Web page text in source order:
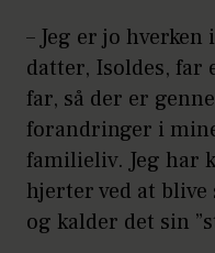
– Jeg er jo
datter, Isoldes,
far, så der er
forandringer i
familieliv. Jeg har
hjerter ved at
og kalder det sin